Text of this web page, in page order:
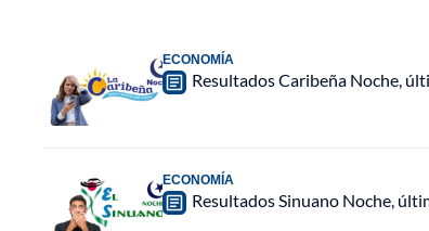
ECONOMÍA
Resultados Caribeña Noche,
ECONOMÍA
Resultados Sinuano Noche,